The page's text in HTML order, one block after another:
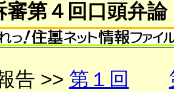
審第４回口頭弁論
告 >> 第１回